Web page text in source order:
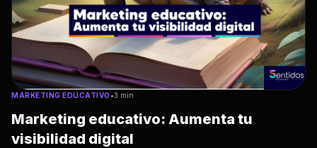
MARKETING EDUCATIVO •3 min
Marketing educativo: Aumenta tu
visibilidad digital